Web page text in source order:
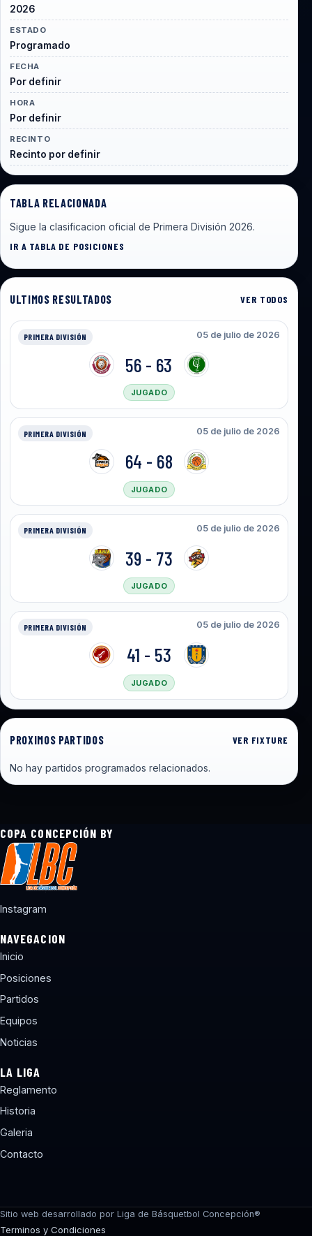
2026
ESTADO
Programado
FECHA
Por definir
HORA
Por definir
RECINTO
Recinto por definir
TABLA RELACIONADA
Sigue la clasificacion oficial de Primera División 2026.
IR A TABLA DE POSICIONES
ULTIMOS RESULTADOS VER TODOS
PRIMERA DIVISIÓN 05 de julio de 2026
56 - 63
JUGADO
PRIMERA DIVISIÓN 05 de julio de 2026
64 - 68
JUGADO
PRIMERA DIVISIÓN 05 de julio de 2026
39 - 73
JUGADO
PRIMERA DIVISIÓN 05 de julio de 2026
41 - 53
JUGADO
PROXIMOS PARTIDOS VER FIXTURE
No hay partidos programados relacionados.
COPA CONCEPCIÓN BY
Instagram
NAVEGACION
Inicio
Posiciones
Partidos
Equipos
Noticias
LA LIGA
Reglamento
Historia
Galeria
Contacto
torneos@lbcchile.com
Sitio web desarrollado por Liga de Básquetbol Concepción®
Terminos y Condiciones